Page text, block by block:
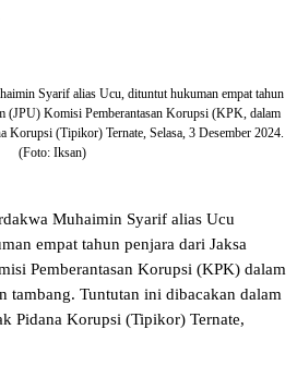
Syarif alias Ucu, dituntut hukuman empat tahun
(JPU) Komisi Pemberantasan Korupsi (KPK, dalam
Korupsi (Tipikor) Ternate, Selasa, 3 Desember 2024.
(Foto: Iksan)
Muhaimin Syarif alias Ucu
empat tahun penjara dari Jaksa
Pemberantasan Korupsi (KPK) dalam
tambang. Tuntutan ini dibacakan dalam
Pidana Korupsi (Tipikor) Ternate,